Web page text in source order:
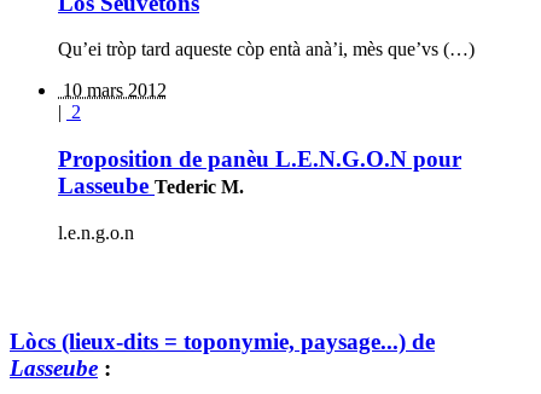
Qu’ei tròp tard aqueste còp entà anà’i, mès que’vs (…)
10 mars 2012
| 2
Proposition de panèu L.E.N.G.O.N pour
Lasseube Tederic M.
l.e.n.g.o.n
Lòcs (lieux-dits = toponymie, paysage...) de
Lasseube :